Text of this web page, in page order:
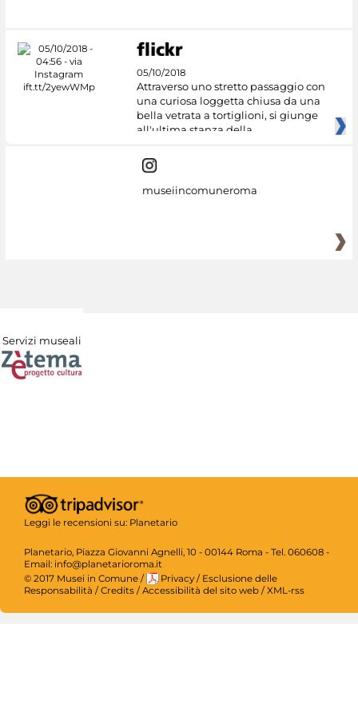
05/10/2018
Attraverso uno stretto passaggio con
una curiosa loggetta chiusa da una
bella vetrata a tortiglioni, si giunge
all'ultima stanza della
museiincomuneroma
Servizi museali
Leggi le recensioni su: Planetario
Planetario, Piazza Giovanni Agnelli, 10 - 00144 Roma - Tel. 060608 -
Email: info@planetarioroma.it
© 2017 Musei in Comune / Privacy / Esclusione delle
Responsabilità /Credits /Accessibilità del sito web /XML-rss